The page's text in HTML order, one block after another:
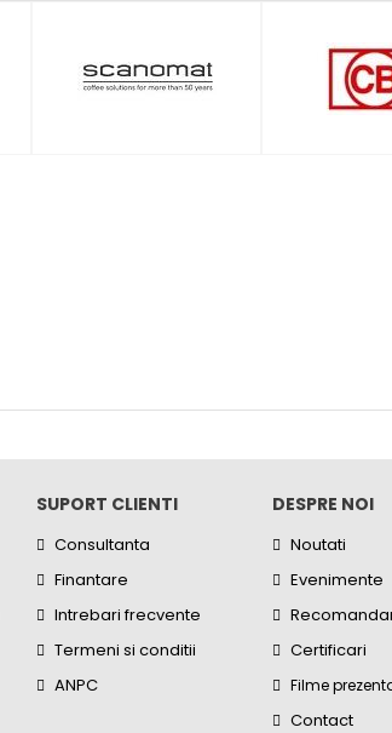
SUPORT CLIENTI
Consultanta
Finantare
Intrebari frecvente
Termeni si conditii
ANPC
DESPRE NOI
Noutati
Evenimente
Certificari
Filme
Contact